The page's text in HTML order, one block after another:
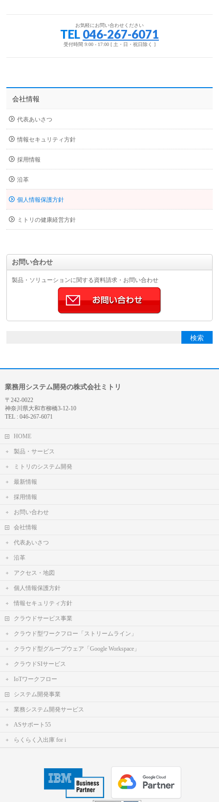
お気軽にお問い合わせください
TEL 046-267-6071
受付時間 9:00 - 17:00 [ 土・日・祝日除く ]
会社情報
代表あいさつ
情報セキュリティ方針
採用情報
沿革
個人情報保護方針
ミトリの健康経営方針
お問い合わせ
製品・ソリューションに関する資料請求・お問い合わせ
業務用システム開発の株式会社ミトリ
〒242-0022
神奈川県大和市柳橋3-12-10
TEL : 046-267-6071
HOME
製品・サービス
ミトリのシステム開発
最新情報
採用情報
お問い合わせ
会社情報
代表あいさつ
沿革
アクセス・地図
個人情報保護方針
情報セキュリティ方針
クラウドサービス事業
クラウド型ワークフロー「ストリームライン」
クラウド型グループウェア「Google Workspace」
クラウドSIサービス
IoTワークフロー
システム開発事業
業務システム開発サービス
ASサポート55
らくらく入出庫 for i